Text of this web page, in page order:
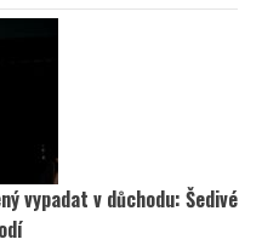
vypadat v důchodu: Šedivé